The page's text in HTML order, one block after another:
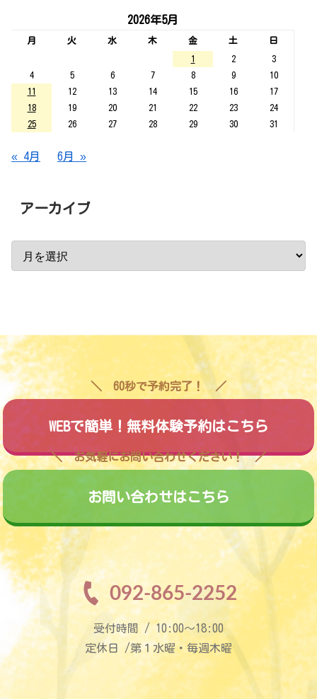
2026年5月
月 火 水 木 金 土
日
1
2
3
4
5 6 7 8 9
10
11
12 13 14 15 16
17
18
19 20 21 22 23
24
25
26 27 28 29 30 31
« 4月 6月 »
アーカイブ
60秒で予約完了！
WEBで簡単！無料体験予約はこちら
お気軽にお問い合わせください！
お問い合わせはこちら
092-865-2252
受付時間 / 10:00〜18:00
定休日 /第１水曜・毎週木曜